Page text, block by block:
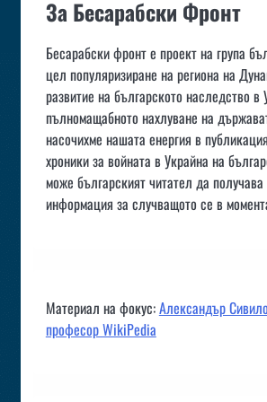
За Бесарабски Фронт
Бесарабски фронт е проект на група
цел популяризиране на региона на
развитие на българското наследство
пълномащабното нахлуване на
насочихме нашата енергия в
хроники за войната в Украйна на
може българският читател да получава
информация за случващото се в
Материал на фокус:Александър
професор WikiPedia